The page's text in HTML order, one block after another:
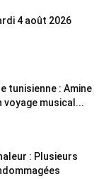
4 août 2026
tunisienne : Amine
musical...
: Plusieurs